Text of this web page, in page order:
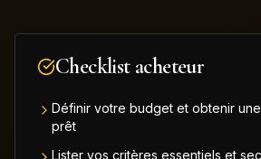
Checklist acheteur
Définir votre budget et obtenir
prêt
Lister vos critères essentiels et